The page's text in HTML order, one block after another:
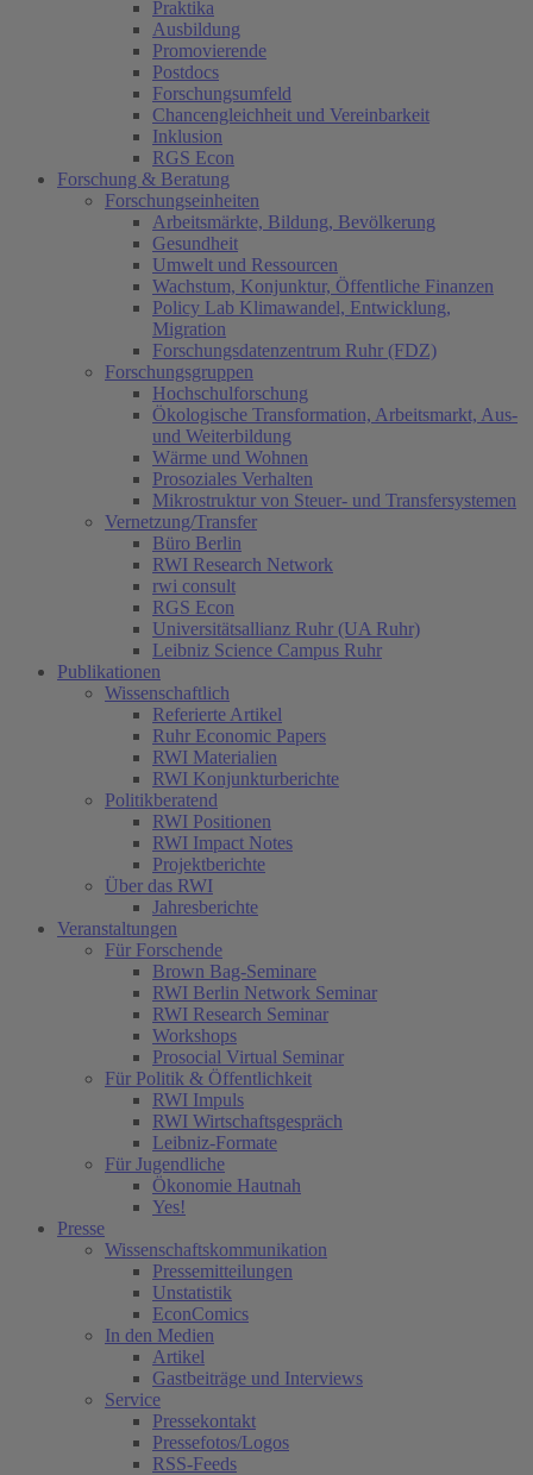
Praktika
Ausbildung
Promovierende
Postdocs
Forschungsumfeld
Chancengleichheit und Vereinbarkeit
Inklusion
RGS Econ
Forschung & Beratung
Forschungseinheiten
Arbeitsmärkte, Bildung, Bevölkerung
Gesundheit
Umwelt und Ressourcen
Wachstum, Konjunktur, Öffentliche Finanzen
Policy Lab Klimawandel, Entwicklung,
Migration
Forschungsdatenzentrum Ruhr (FDZ)
Forschungsgruppen
Hochschulforschung
Ökologische Transformation, Arbeitsmarkt, Aus-
und Weiterbildung
Wärme und Wohnen
Prosoziales Verhalten
Mikrostruktur von Steuer- und Transfersystemen
Vernetzung/Transfer
Büro Berlin
RWI Research Network
rwi consult
RGS Econ
Universitätsallianz Ruhr (UA Ruhr)
Leibniz Science Campus Ruhr
Publikationen
Wissenschaftlich
Referierte Artikel
Ruhr Economic Papers
RWI Materialien
RWI Konjunkturberichte
Politikberatend
RWI Positionen
RWI Impact Notes
Projektberichte
Über das RWI
Jahresberichte
Veranstaltungen
Für Forschende
Brown Bag-Seminare
RWI Berlin Network Seminar
RWI Research Seminar
Workshops
Prosocial Virtual Seminar
Für Politik & Öffentlichkeit
RWI Impuls
RWI Wirtschaftsgespräch
Leibniz-Formate
Für Jugendliche
Ökonomie Hautnah
Yes!
Presse
Wissenschaftskommunikation
Pressemitteilungen
Unstatistik
EconComics
In den Medien
Artikel
Gastbeiträge und Interviews
Service
Pressekontakt
Pressefotos/Logos
RSS-Feeds